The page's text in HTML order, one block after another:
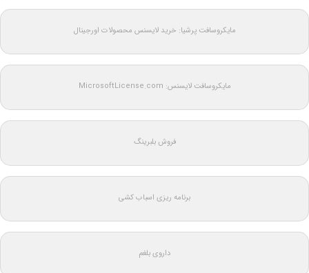
مایکروسافت پرشیا: خرید لایسنس محصولات اورجینال
مایکروسافت لایسنس: MicrosoftLicense.com
فروش بلبرینگ
برنامه ریزی اسباب کشی
داروی بلغم